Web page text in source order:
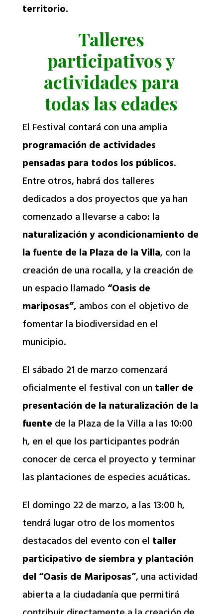
territorio.
Talleres
participativos y
actividades para
todas las edades
El Festival contará con una amplia
programación de actividades
pensadas para todos los públicos.
Entre otros, habrá dos talleres
dedicados a dos proyectos que ya han
comenzado a llevarse a cabo: la
naturalización y acondicionamiento de
la fuente de la Plaza de la Villa, con la
creación de una rocalla, y la creación de
un espacio llamado“Oasis de
mariposas”, ambos con el objetivo de
fomentar la biodiversidad en el
municipio.
El sábado 21 de marzo comenzará
oficialmente el festival con un taller de
presentación de la naturalización de la
fuente de la Plaza de la Villa a las 10:00
h, en el que los participantes podrán
conocer de cerca el proyecto y terminar
las plantaciones de especies acuáticas.
El domingo 22 de marzo, a las 13:00 h,
tendrá lugar otro de los momentos
destacados del evento con el taller
participativo de siembra y plantación
del “Oasis de Mariposas”, una actividad
abierta a la ciudadanía que permitirá